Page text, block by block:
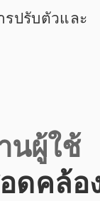
ปรับตัวและ
นผู้ใช้
ดคล้อ